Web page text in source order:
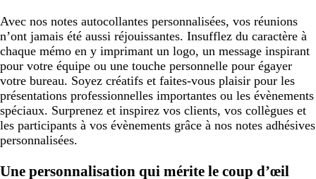
Avec nos notes autocollantes personnalisées, vos réunions
n’ont jamais été aussi réjouissantes. Insufflez du caractère à
chaque mémo en y imprimant un logo, un message inspirant
pour votre équipe ou une touche personnelle pour égayer
votre bureau. Soyez créatifs et faites-vous plaisir pour les
présentations professionnelles importantes ou les évènements
spéciaux. Surprenez et inspirez vos clients, vos collègues et
les participants à vos évènements grâce à nos notes adhésives
personnalisées.
Une personnalisation qui mérite le coup d’œil